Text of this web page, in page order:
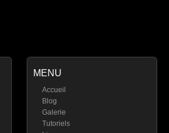
MENU
Accueil
Blog
Galerie
Tutoriels